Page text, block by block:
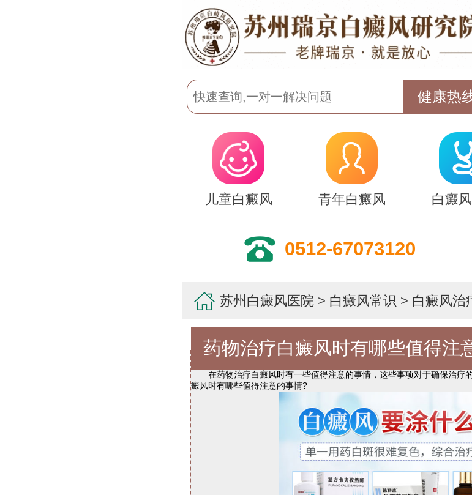
儿童白癜风 青年白癜风 白癜
0512-67073120
苏州白癜风医院 > 白癜风常识 > 白癜风治
药物治疗白癜风时有哪些值得注
在药物治疗白癜风时有一些值得注意的事情，这些事项对于确保治疗
癜风时有哪些值得注意的事情?